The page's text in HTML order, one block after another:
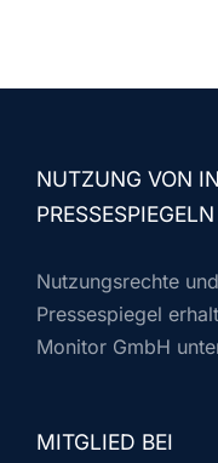
NUTZUNG VON
PRESSESPIEGELN
Nutzungsrechte
Pressespiegel
Monitor GmbH
MITGLIED BEI